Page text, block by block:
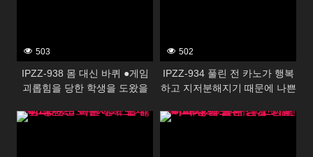
503
IPZZ-938 몸 대신 바퀴 ●게임
괴롭힘을 당한 학생을 도왔을
502
IPZZ-934 풀린 전 카노가 행복
하고 지저분해지기 때문에 나쁜
그의 앞에서 고리 ●해 보았다
396038 396036